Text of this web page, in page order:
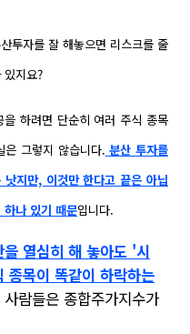
투자를 잘 해놓으면 리스크를 줄
지요?
하려면 단순히 여러 주식 종목
은 그렇지 않습니다. 분산 투자를
지만, 이것만 한다고 끝은 아닙
하나 있기 때문입니다.
열심히 해 놓아도 '시
종목이 똑같이 하락하는
람들은 종합주가지수가